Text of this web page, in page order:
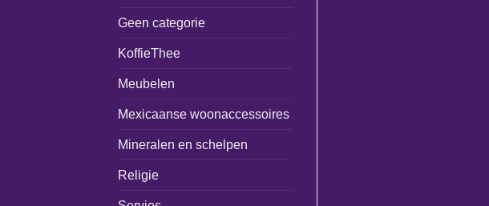
Geen categorie
KoffieThee
Meubelen
Mexicaanse woonaccessoires
Mineralen en schelpen
Religie